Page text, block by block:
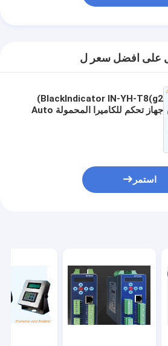
على افضل سعر ل
BlackIndicator IN-YH-T8(g2)
جهاز تحكم للكاميرا المحمولة Auto
استمر